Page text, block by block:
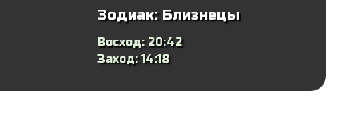
Зодиак: Близнецы
Восход: 20:42
Заход:14:18